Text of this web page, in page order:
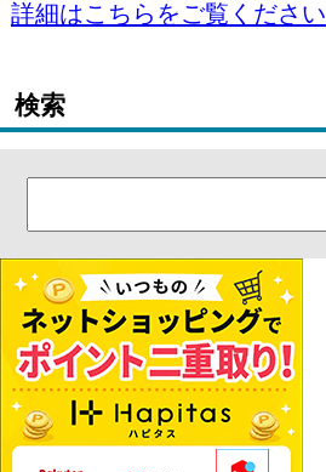
詳細はこちらをご覧ください
検索